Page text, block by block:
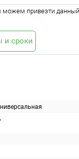
привезти данный
и сроки